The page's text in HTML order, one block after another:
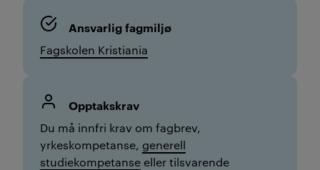
Ansvarlig fagmiljø
Fagskolen Kristiania
Opptakskrav
Du må innfri krav om fagbrev,
yrkeskompetanse, generell
studiekompetanse eller tilsvarende